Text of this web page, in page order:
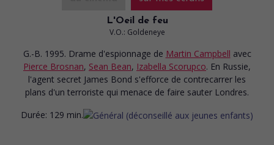
L'Oeil de feu
V.O.: Goldeneye
G.-B. 1995. Drame d'espionnage de Martin Campbell avec
Pierce Brosnan, Sean Bean, Izabella Scorupco. En Russie,
l'agent secret James Bond s'efforce de contrecarrer les
plans d'un terroriste qui menace de faire sauter Londres.
Durée: 129 min.